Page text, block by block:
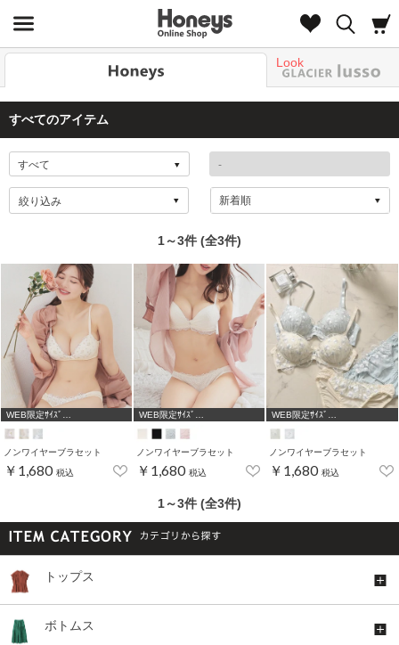
Look
すべてのアイテム
絞り込み
1～3件 (全3件)
WEB限定ｻｲｽﾞ
ノンワイヤーブラセット
￥1,680 税込
WEB限定ｻｲｽﾞ
ノンワイヤーブラセット
￥1,680 税込
WEB限定ｻｲｽﾞ
ノンワイヤーブラセット
￥1,680 税込
1～3件 (全3件)
トップス
ボトムス